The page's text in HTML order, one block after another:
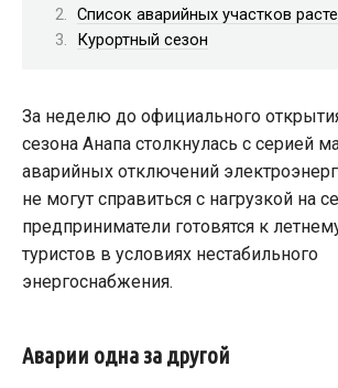
Список аварийных участков
Курортный сезон
За неделю до официального
сезона Анапа столкнулась с серией
аварийных отключений
не могут справиться с нагрузкой на
предприниматели готовятся к
туристов в условиях нестабильного
энергоснабжения.
Аварии одна за другой